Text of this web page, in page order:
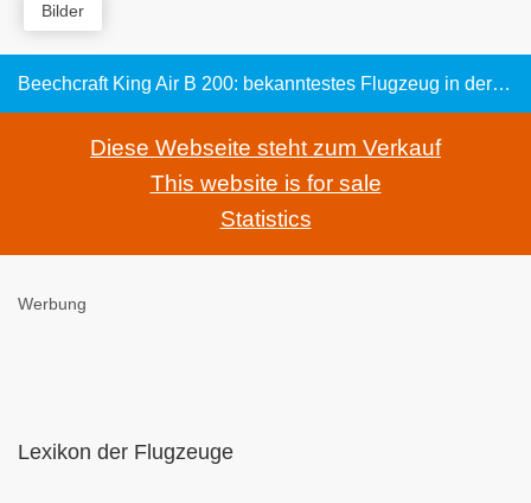
Bilder
Beechcraft King Air B 200: bekanntestes Flugzeug in der Turboprop-Klasse
Diese Webseite steht zum Verkauf
This website is for sale
Statistics
Werbung
Lexikon der Flugzeuge